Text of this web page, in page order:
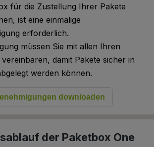
für die Zustellung Ihrer Pakete
ist eine einmalige
erforderlich.
müssen Sie mit allen Ihren
damit Pakete sicher in
werden können.
downloaden
der Paketbox One